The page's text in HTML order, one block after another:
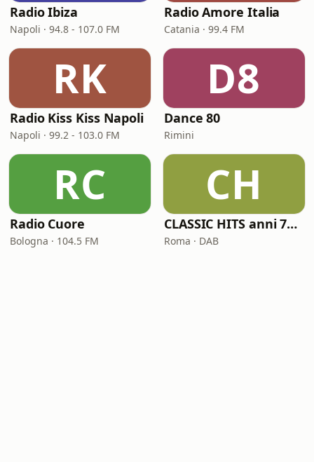
Radio Ibiza
Napoli · 94.8 - 107.0 FM
Radio Amore Italia
Catania · 99.4 FM
RK
Radio Kiss Kiss Napoli
Napoli · 99.2 - 103.0 FM
D8
Dance 80
Rimini
RC
Radio Cuore
Bologna · 104.5 FM
CH
CLASSIC HITS anni 70 80 90
Roma · DAB